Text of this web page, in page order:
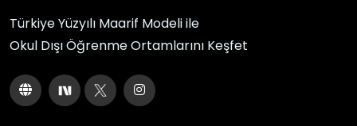
Türkiye Yüzyılı Maarif Modeli ile
Okul Dışı Öğrenme Ortamlarını Keşfet